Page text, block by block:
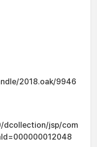
2018.oak/9946
dcollection/jsp/com